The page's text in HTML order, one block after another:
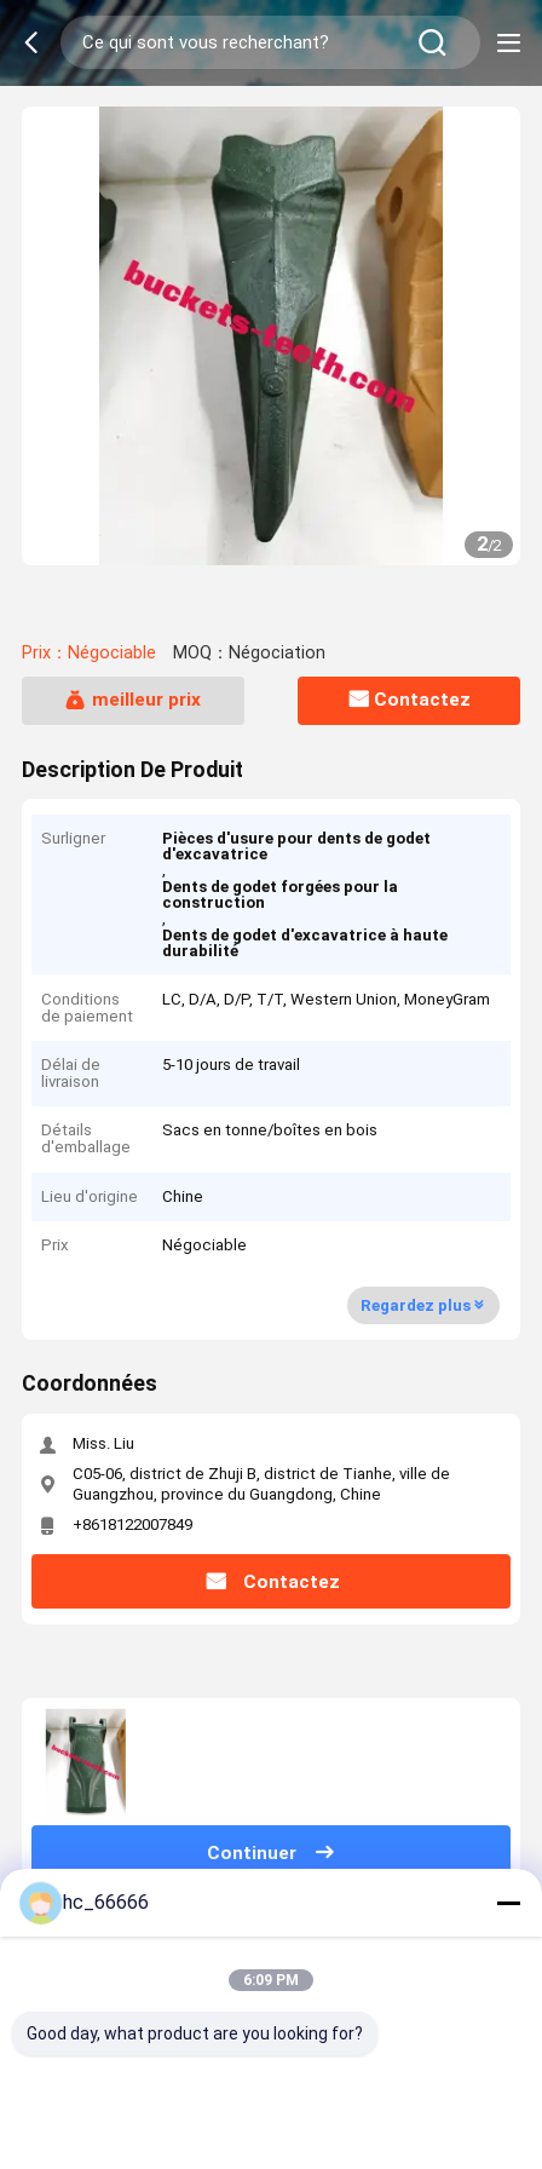
2/2
Prix：Négociable MOQ：Négociation
meilleur prix Contactez
Description De Produit
Surligner
Pièces d'usure pour dents de godet
d'excavatrice
,
Dents de godet forgées pour la
construction
,
Dents de godet d'excavatrice à haute
durabilité
Conditions
de paiement
LC, D/A, D/P, T/T, Western Union, MoneyGram
Délai de
livraison
5-10 jours de travail
Détails
d'emballage
Sacs en tonne/boîtes en bois
Lieu d'origine Chine
Prix Négociable
Regardez plus
Coordonnées
Miss. Liu
C05-06, district de Zhuji B, district de Tianhe, ville de
Guangzhou, province du Guangdong, Chine
+8618122007849
Contactez
Continuer
Produits Recommandés
hc_66666
6:09 PM
Good day, what product are you looking for?